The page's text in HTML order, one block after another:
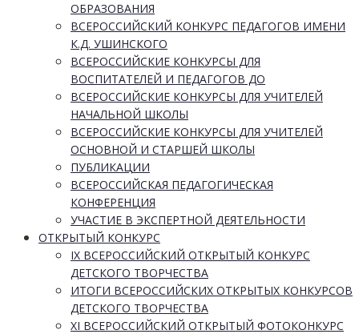
ОБРАЗОВАНИЯ
ВСЕРОССИЙСКИЙ КОНКУРС ПЕДАГОГОВ ИМЕНИ
К.Д. УШИНСКОГО
ВСЕРОССИЙСКИЕ КОНКУРСЫ ДЛЯ
ВОСПИТАТЕЛЕЙ И ПЕДАГОГОВ ДО
ВСЕРОССИЙСКИЕ КОНКУРСЫ ДЛЯ УЧИТЕЛЕЙ
НАЧАЛЬНОЙ ШКОЛЫ
ВСЕРОССИЙСКИЕ КОНКУРСЫ ДЛЯ УЧИТЕЛЕЙ
ОСНОВНОЙ И СТАРШЕЙ ШКОЛЫ
ПУБЛИКАЦИИ
ВСЕРОССИЙСКАЯ ПЕДАГОГИЧЕСКАЯ
КОНФЕРЕНЦИЯ
УЧАСТИЕ В ЭКСПЕРТНОЙ ДЕЯТЕЛЬНОСТИ
ОТКРЫТЫЙ КОНКУРС
IX ВСЕРОССИЙСКИЙ ОТКРЫТЫЙ КОНКУРС
ДЕТСКОГО ТВОРЧЕСТВА
ИТОГИ ВСЕРОССИЙСКИХ ОТКРЫТЫХ КОНКУРСОВ
ДЕТСКОГО ТВОРЧЕСТВА
XI ВСЕРОССИЙСКИЙ ОТКРЫТЫЙ ФОТОКОНКУРС